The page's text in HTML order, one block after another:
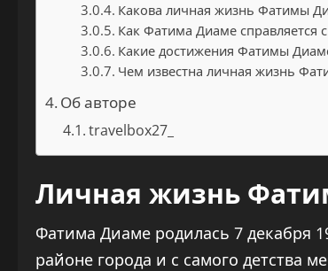
Какова личная жизнь Фатимы
Как Фатима Диаме справляется
Какие достижения Фатимы
Чем известна личная жизнь
Об авторе
travelbox27_
Личная жизнь
Фатима Диаме родилась 7 декабря
районе города и с самого детства